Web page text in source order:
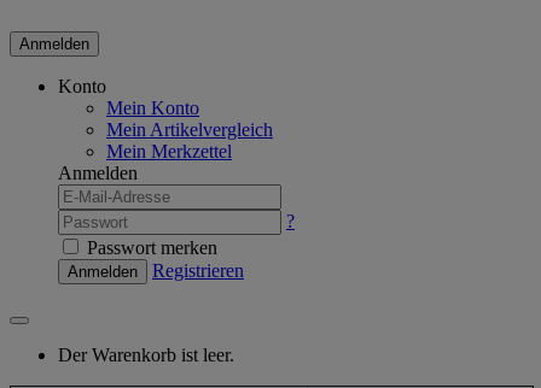
Anmelden
Konto
Mein Konto
Mein Artikelvergleich
Mein Merkzettel
Anmelden
?
Passwort merken
Anmelden Registrieren
Der Warenkorb ist leer.